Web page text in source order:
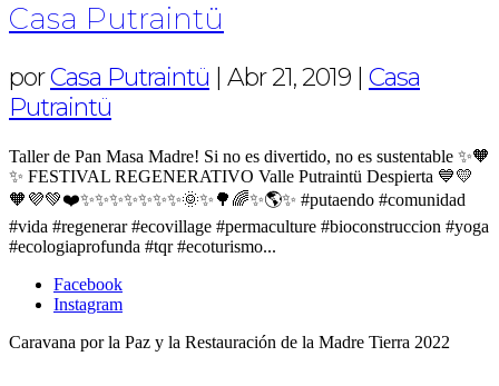
Casa Putraintü
porCasa Putraintü Abr 21, 2019 Casa
Putraintü
Taller de Pan Masa Madre! Si no es divertido, no es sustentable ✨🧡
✨ FESTIVAL REGENERATIVO Valle Putraintü Despierta 💙💛
🧡💜💚❤️✨✨✨✨✨✨✨🌞✨🌳🌈✨🌎✨ #putaendo #comunidad
#vida #regenerar #ecovillage #permaculture #bioconstruccion #yoga
#ecologiaprofunda #tqr #ecoturismo...
Facebook
Instagram
Caravana por la Paz y la Restauración de la Madre Tierra 2022